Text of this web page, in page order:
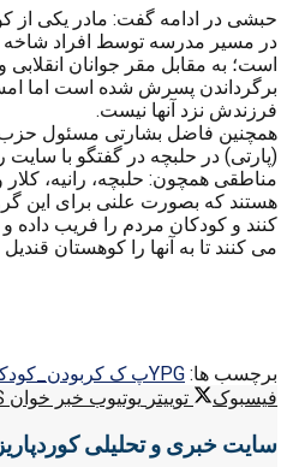
در مسیر مدرسه توسط افراد
فرزندش نزد آنها نیست.
همچنین فاضل بشارتی مسئول
(پارتی) در حلبچه در گفتگو با
مناطقی همچون: حلبچه، رانیه،
هستند که بصورت علنی برای این
کنند و کودکان مردم را فریب
می کنند تا به آنها را کوهستان قندیل
برچسب ها: YPGپ ک ک
فیسبوک
توییتر یوتیوب خبر خوان RSS
سایت خبری و تحلیلی کوردپاریز